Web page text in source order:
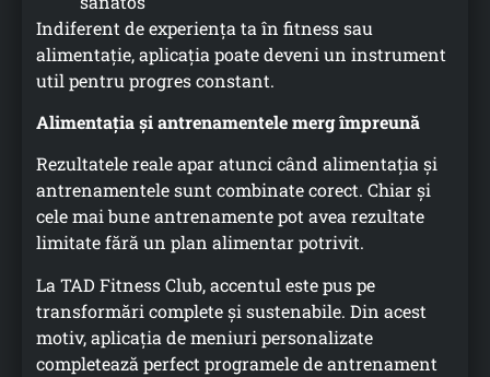
Indiferent de experiența ta în fitness sau
alimentație, aplicația poate deveni un instrument
util pentru progres constant.
Alimentația și antrenamentele merg împreună
Rezultatele reale apar atunci când alimentația și
antrenamentele sunt combinate corect. Chiar și
cele mai bune antrenamente pot avea rezultate
limitate fără un plan alimentar potrivit.
La TAD Fitness Club, accentul este pus pe
transformări complete și sustenabile. Din acest
motiv, aplicația de meniuri personalizate
completează perfect programele de antrenament